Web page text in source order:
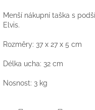
Menší nákupní taška s
Elvis.
Rozměry: 37 x 27 x 5 cm
Délka ucha: 32 cm
Nosnost: 3 kg